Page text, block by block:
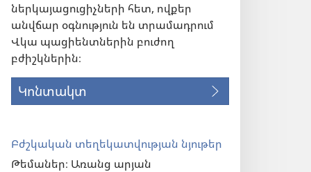
ներկայացուցիչների հետ, ովքեր
անվճար օգնություն են տրամադրում
Վկա պացիենտներին բուժող
բժիշկներին։
Կոնտակտ
Բժշկական տեղեկատվության նյութեր
Թեմաներ։ Առանց արյան